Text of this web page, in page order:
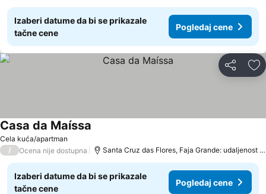
Izaberi datume da bi se prikazale
tačne cene
Pogledaj cene
Deli
Cela kuća/apartman
Casa da Maíssa
/ Ocena nije dostupna Santa Cruz das Flores, Faja Grande: udaljenost 8.2 km
Izaberi datume da bi se prikazale
tačne cene
Pogledaj cene